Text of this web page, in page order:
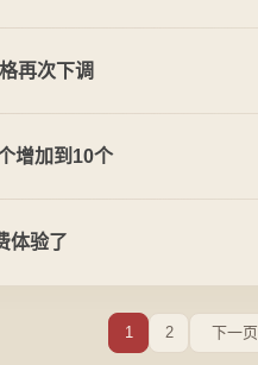
再次下调
增加到10个
体验了
1 2 下一页